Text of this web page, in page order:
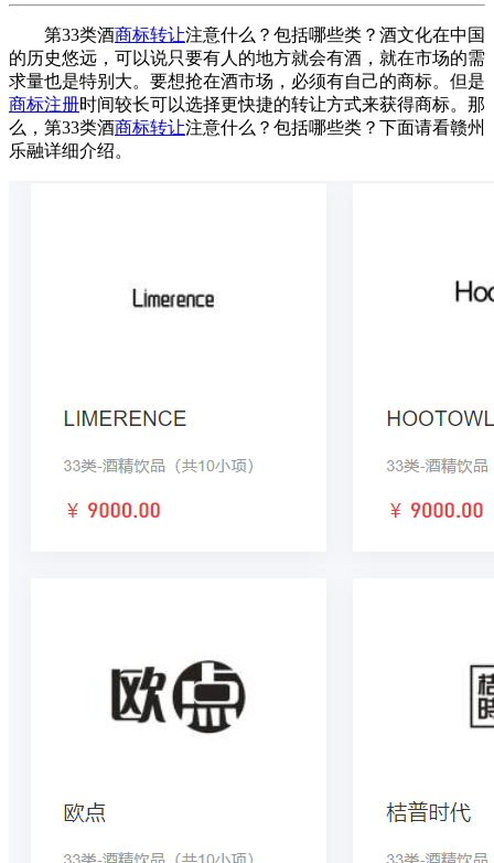
第33类酒商标转让注意什么？包括哪些类？酒文化在中国
的历史悠远，可以说只要有人的地方就会有酒，就在市场的需
求量也是特别大。要想抢在酒市场，必须有自己的商标。但是
商标注册时间较长可以选择更快捷的转让方式来获得商标。那
么，第33类酒商标转让注意什么？包括哪些类？下面请看赣州
乐融详细介绍。